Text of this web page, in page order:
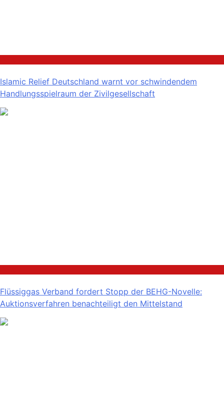
Islamic Relief Deutschland warnt vor schwindendem
Handlungsspielraum der Zivilgesellschaft
Flüssiggas Verband fordert Stopp der BEHG-Novelle:
Auktionsverfahren benachteiligt den Mittelstand